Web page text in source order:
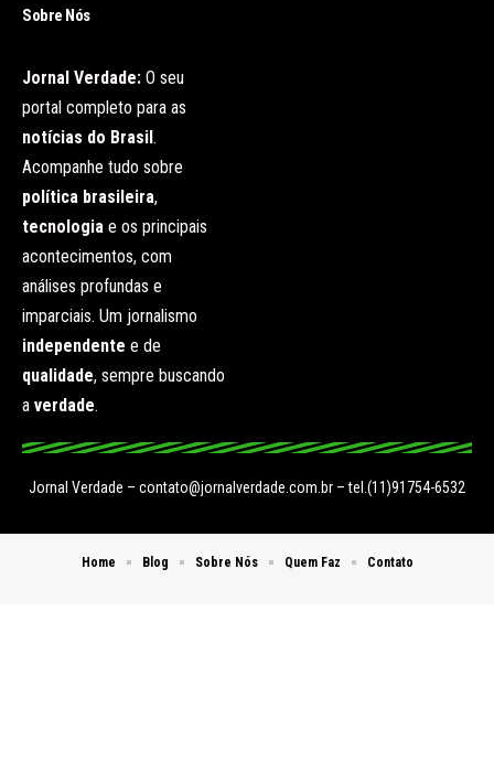
Sobre Nós
Jornal Verdade: O seu
portal completo para as
notícias do Brasil .
Acompanhe tudo sobre
política brasileira,
tecnologia e os principais
acontecimentos, com
análises profundas e
imparciais. Um jornalismo
independente e de
qualidade, sempre buscando
a verdade.
Jornal Verdade – contato@jornalverdade.com.br – tel.(11)91754-6532
Home Blog Sobre Nós Quem Faz Contato